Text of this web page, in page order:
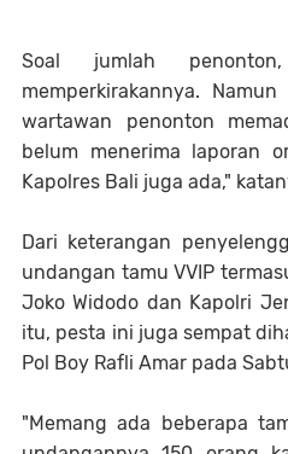
Soal jumlah
memperkirakannya.
wartawan penonton
belum menerima laporan
Kapolres Bali juga ada,"
Dari keterangan
undangan tamu VVIP
Joko Widodo dan Kapolri
itu, pesta ini juga sempat
Pol Boy Rafli Amar pada
"Memang ada beberapa